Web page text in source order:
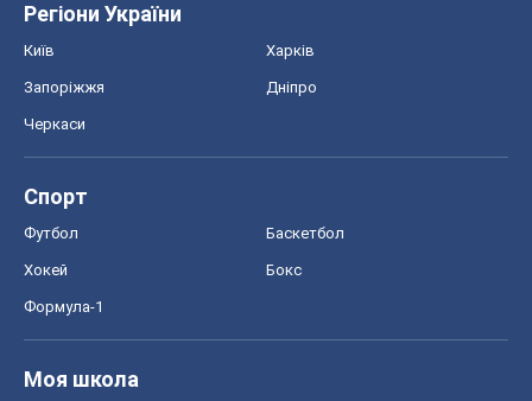
Регіони України
Київ Харків
Запоріжжя Дніпро
Черкаси
Спорт
Футбол Баскетбол
Хокей Бокс
Формула-1
Моя школа